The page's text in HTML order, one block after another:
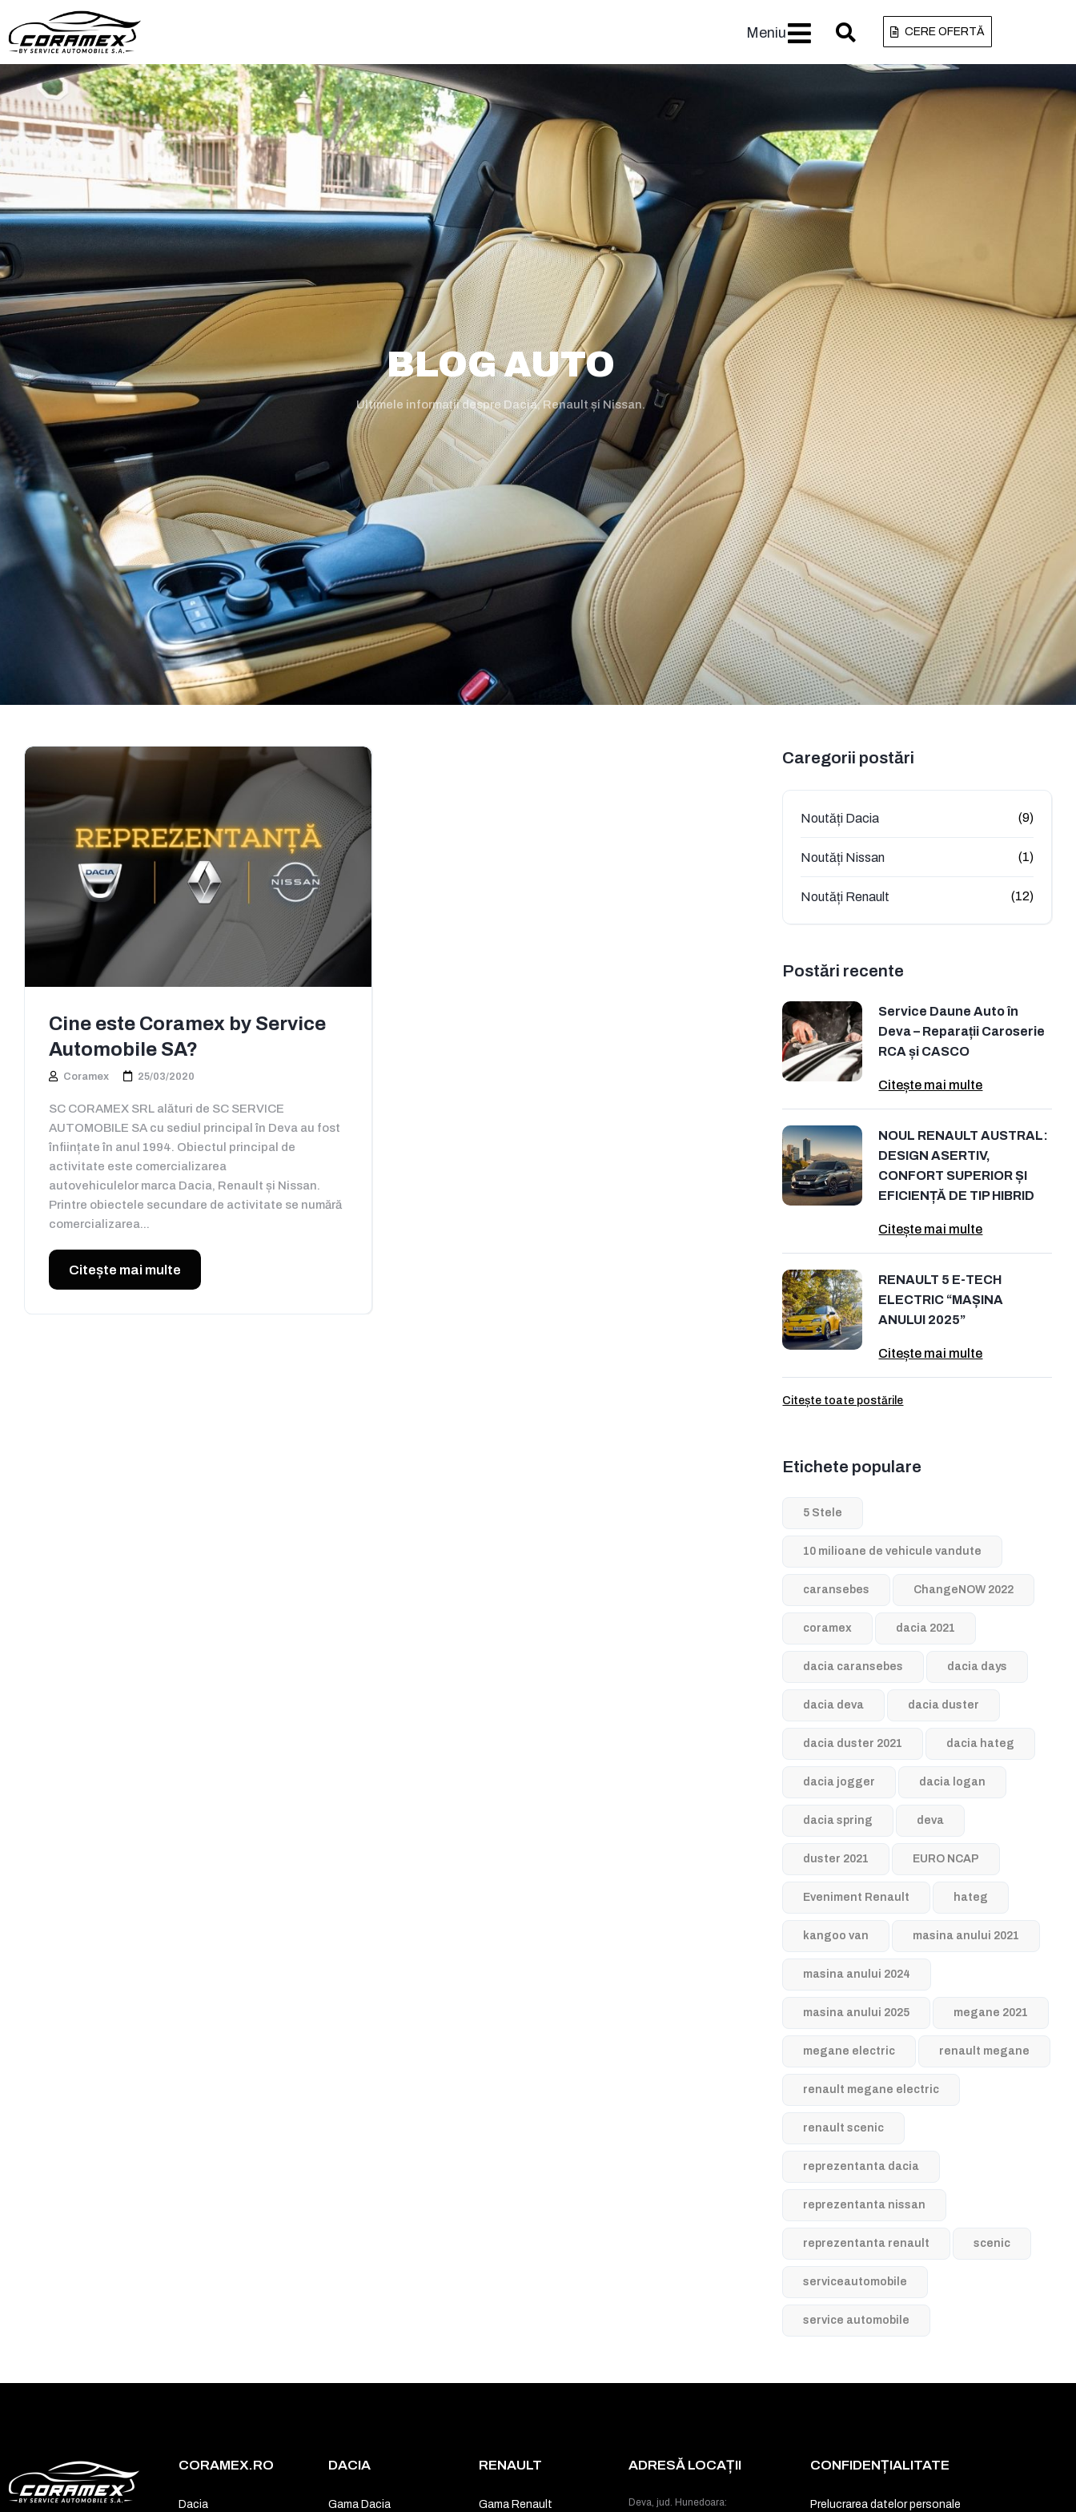
Meniu CERE OFERTĂ
BLOG AUTO
Ultimele informații despre Dacia, Renault și Nissan.
Cine este Coramex by Service
Automobile SA?
Coramex 25/03/2020
SC CORAMEX SRL alături de SC SERVICE
AUTOMOBILE SA cu sediul principal în Deva au fost
înființate în anul 1994. Obiectul principal de
activitate este comercializarea
autovehiculelor marca Dacia, Renault și Nissan.
Printre obiectele secundare de activitate se numără
comercializarea...
Citește mai multe
Caregorii postări
Noutăți Dacia (9)
Noutăți Nissan (1)
Noutăți Renault (12)
Postări recente
Service Daune Auto în
Deva – Reparații Caroserie
RCA și CASCO
Citește mai multe
NOUL RENAULT AUSTRAL:
DESIGN ASERTIV,
CONFORT SUPERIOR ȘI
EFICIENȚĂ DE TIP HIBRID
Citește mai multe
RENAULT 5 E-TECH
ELECTRIC “MAȘINA
ANULUI 2025”
Citește mai multe
Citește toate postările
Etichete populare
5 Stele
10 milioane de vehicule vandute
caransebes ChangeNOW 2022
coramex dacia 2021
dacia caransebes dacia days
dacia deva dacia duster
dacia duster 2021 dacia hateg
dacia jogger dacia logan
dacia spring deva
duster 2021 EURO NCAP
Eveniment Renault hateg
kangoo van masina anului 2021
masina anului 2024
masina anului 2025 megane 2021
megane electric renault megane
renault megane electric
renault scenic
reprezentanta dacia
reprezentanta nissan
reprezentanta renault scenic
serviceautomobile
service automobile
CORAMEX.RO
Dacia
DACIA
Gama Dacia
RENAULT
Gama Renault
ADRESĂ LOCAȚII
Deva, jud. Hunedoara:
CONFIDENȚIALITATE
Prelucrarea datelor personale